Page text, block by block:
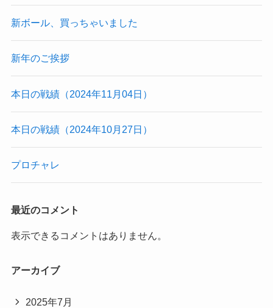
新ボール、買っちゃいました
新年のご挨拶
本日の戦績（2024年11月04日）
本日の戦績（2024年10月27日）
プロチャレ
最近のコメント
表示できるコメントはありません。
アーカイブ
2025年7月